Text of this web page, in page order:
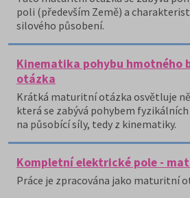
poli (především Země) a
silového působení.
Kinematika pohybu hmotného
otázka
Krátká maturitní otázka osvětluje
která se zabývá pohybem
na působící síly, tedy z kinematiky.
Kompletní elektrické pole -
Práce je zpracována jako maturitní